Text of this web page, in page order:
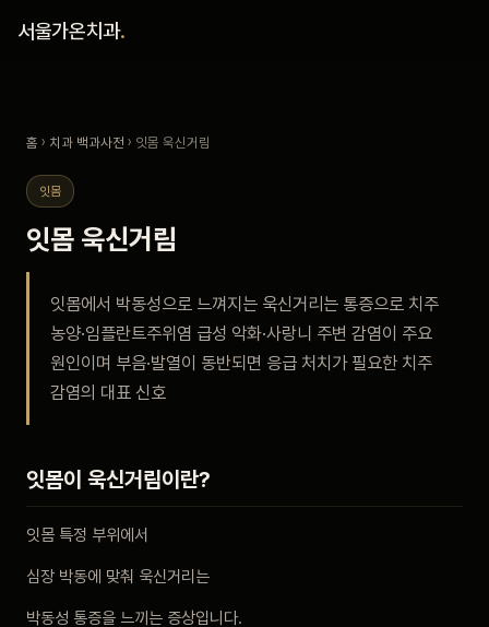
서울가온치과.
진료 안내
안내
예약 안내
공지사항
홈 › 치과 백과사전 › 잇몸 욱신거림
잇몸
잇몸 욱신거림
잇몸에서 박동성으로 느껴지는 욱신거리는 통증으로 치주
농양·임플란트주위염 급성 악화·사랑니 주변 감염이 주요
원인이며 부음·발열이 동반되면 응급 처치가 필요한 치주
감염의 대표 신호
잇몸이 욱신거림이란?
잇몸 특정 부위에서
심장 박동에 맞춰 욱신거리는
박동성 통증을 느끼는 증상입니다.